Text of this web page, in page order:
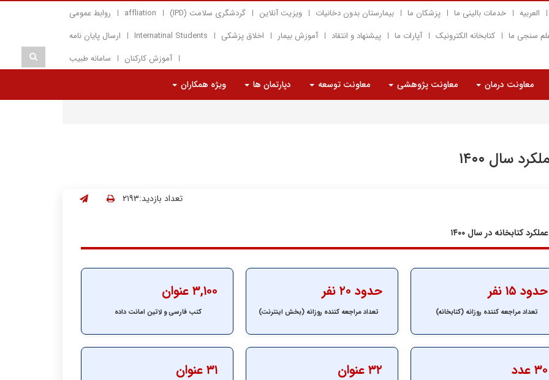
العربیه خدمات بالینی ما پزشکان ما بیمارستان بدون دخانیات ویزیت آنلاین گردشگری سلامت (IPD) affliation
روابط عمومی
سنجی ما کتابخانه الکترونیک آپارات ما پیشنهاد و انتقاد آموزش بیمار اخلاق پزشکی Internatinal Students
ارسال پایان نامه
آموزش کارکنان
سامانه طبیب
معاونت درمان معاونت پژوهشی معاونت توسعه دپارتمان ها
ویژه همکاران
سال ۱۴۰۰
تعداد بازدید:۲۱۹۳
کتابخانه در سال ۱۴۰۰
حدود ۱۵ نفر
تعداد مراجعه کننده روزانه (کتابخانه)
حدود ۲۰ نفر
تعداد مراجعه کننده روزانه (بخش اینترنت)
۳,۱۰۰ عنوان
کتب فارسی و لاتین امانت داده
۳۰ عدد ۳۲ عنوان ۳۱ عنوان